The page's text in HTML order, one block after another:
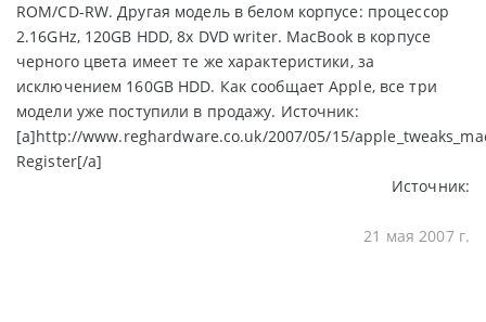
ROM/CD-RW. Другая модель в белом корпусе: процессор
2.16GHz, 120GB HDD, 8x DVD writer. MacBook в корпусе
черного цвета имеет те же характеристики, за
исключением 160GB HDD. Как сообщает Apple, все три
модели уже поступили в продажу. Источник:
[a]http://www.reghardware.co.uk/2007/05/15/
Register[/a]
Источник:
21 мая 2007 г.